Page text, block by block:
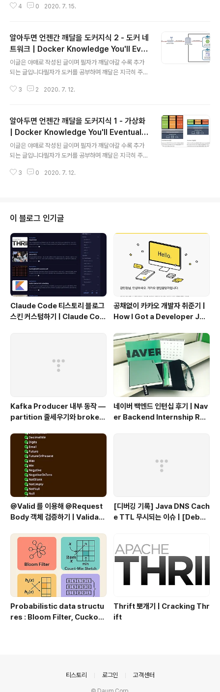
비디오, CSS, ..
ql-serversudo mysql_secure_installation // mys
고, 패스워드를 입력하겠음sudo mysql -u root -p 2.
외부 ip 접근에 대한 포트 방화벽 열기VPC network > fil
ewallrules 메뉴에 들어가기traffic : ingress protoco
ls and port : 33063306 포트가 방화벽에 연결된다.소
4 0 2020. 7. 15.
알아두면 언젠간 깨달을 도커지식 2 - 도커 네
트워크 | Docker Knowledge You'll Eve
ntually Appreciate 2 - Docker Netwo
rk
이글은 야매로 작성된 글이며 필자가 깨달아갈 수록 추가
되는 글입니다필자가 도커를 공부하며 깨달은 지극히 주관
니다!그리고 항상 도커의 길로 인도해주는 영우찡 감사여!
터에 아이피를 할당해준다. 그치만 이 아이피는 내 공유기
밖에서는 접근 할 수 없다.그럼 이 때 외부에서 공유기 안의
특정 서버에 접근하기 위해서는 포트 포워딩을 사용한다.
포트포워딩이 필요한 이유는 공유기는 하나인데 비해(ip는
하나인데 비해) 내부 서버는 여러대일 수 있으니 어느 서버
의 포트로 연결을 해주어야 하는지 몰라서 포트 포워딩을
3 2 2020. 7. 12.
알아두면 언젠간 깨달을 도커지식 1 - 가상화
| Docker Knowledge You'll Eventually
Appreciate 1 - Virtualization
이글은 야매로 작성된 글이며 필자가 깨달아갈 수록 추가
되는 글입니다필자가 도커를 공부하며 깨달은 지극히 주관
니다!그리고 항상 도커의 길로 인도해주는 영우찡 감사여!
를 설치하고, 사용할 만큼만 자원을 분할하여 가상머신을
생성한 후에 그 위에 Guest OS를 설치하여 그 위에서 어
플리케이션을 사용한다.하지만 하이퍼바이저 기반 가상화
의 경우엔 vm마다 자원을 따로따로 분리해서 사용을하는
데, 중복된 자원이 있을 경우엔 사실 불필요한 용량(자원)
을 소모한다고 볼 수 있다. 컨테이너 가상화따라..
3 0 2020. 7. 12.
이 블로그 인기글
Claude Code 티스토리 블로그
스킨 커스텀하기 | Claude Cod
공채없이 카카오 개발자 취준기 |
How I Got a Developer Job
cruitment
Kafka Producer 내부 동작 —
partition 줄세우기와 broker
네이버 백엔드 인턴십 후기 | Nav
er Backend Internship Rev
@Valid 를 이용해 @Request
Body 객체 검증하기 | Validati
s Using @Valid
[디버깅 기록] Java DNS Cach
e TTL 무시되는 이슈 | [Debug
Probabilistic data structu
res : Bloom Filter, Cuckoo
Thrift 뽀개기 | Cracking Thr
ift
티스토리 로그인 고객센터